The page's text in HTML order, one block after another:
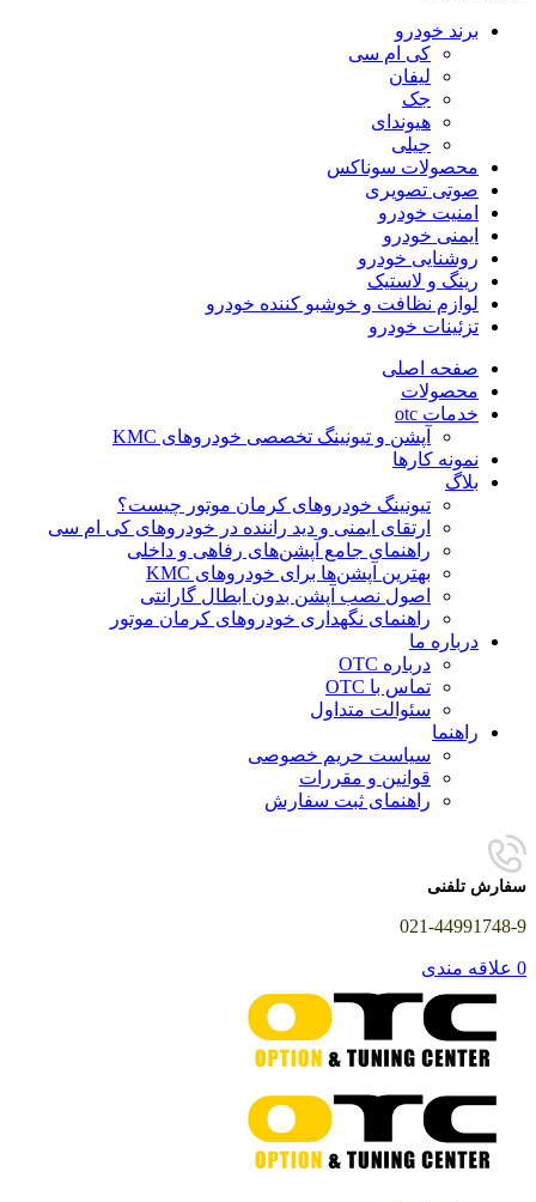
برند خودرو
کی ام سی
لیفان
جک
هیوندای
جیلی
محصولات سوناکس
صوتی تصویری
امنیت خودرو
ایمنی خودرو
روشنایی خودرو
رینگ و لاستیک
لوازم نظافت و خوشبو کننده خودرو
تزئینات خودرو
صفحه اصلی
محصولات
خدمات otc
آپشن و تیونینگ تخصصی خودروهای KMC
نمونه کارها
بلاگ
تیونینگ خودروهای کرمان موتور چیست؟
ارتقای ایمنی و دید راننده در خودروهای کی ام سی
راهنمای جامع آپشن‌های رفاهی و داخلی
بهترین آپشن‌ها برای خودروهای KMC
اصول نصب آپشن بدون ابطال گارانتی
راهنمای نگهداری خودروهای کرمان موتور
درباره ما
درباره OTC
تماس با OTC
سئوالت متداول
راهنما
سیاست حریم خصوصی
قوانین و مقررات
راهنمای ثبت سفارش
سفارش تلفنی
021-44991748-9
0 علاقه مندی